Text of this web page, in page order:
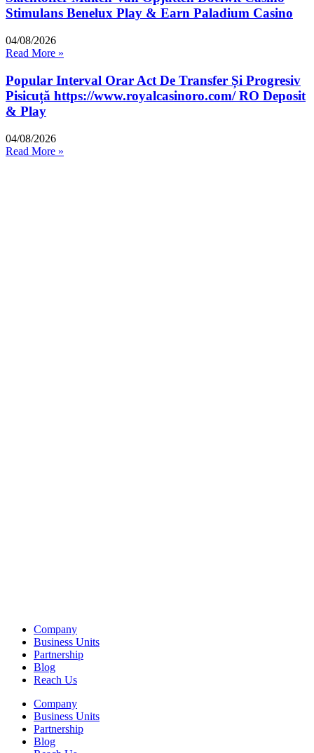
Stimulans Benelux Play & Earn Paladium Casino
04/08/2026
Read More »
Popular Interval Orar Act De Transfer Și Progresiv
Pisicuță https://www.royalcasinoro.com/ RO Deposit
& Play
04/08/2026
Read More »
Company
Business Units
Partnership
Blog
Reach Us
Company
Business Units
Partnership
Blog